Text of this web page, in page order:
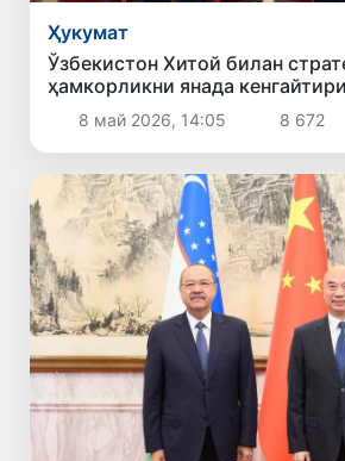
Ҳукумат
Ўзбекистон Хитой билан
ҳамкорликни янада
тайёрлигини билдирди
8 май 2026, 14:05 8 672